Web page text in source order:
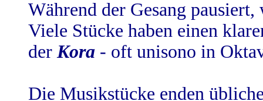
Während der Gesang
Viele Stücke haben einen
derKora - oft unisono in
Die Musikstücke enden